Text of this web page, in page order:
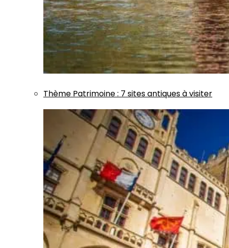
Thème Patrimoine: 7 sites antiques à visiter